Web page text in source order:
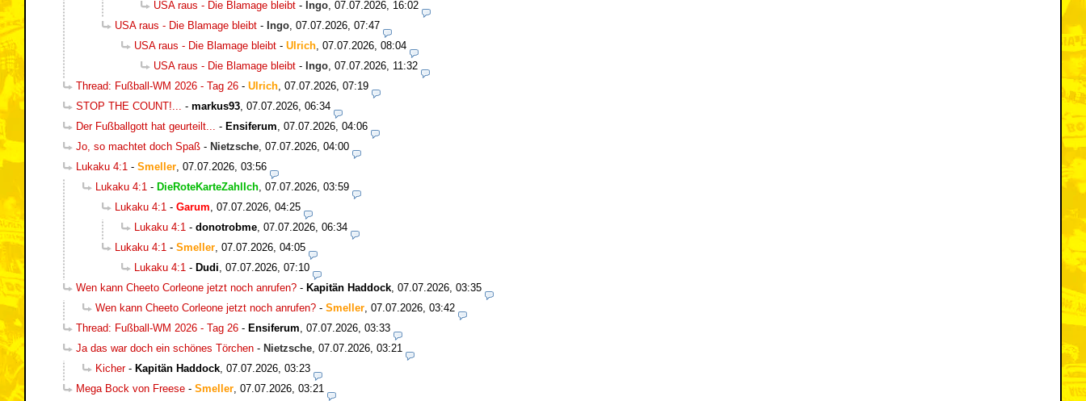
USA raus - Die Blamage bleibt - Ingo 07.07.2026, 16:02
USA raus - Die Blamage bleibt - Ingo 07.07.2026, 07:47
USA raus - Die Blamage bleibt - Ulrich 07.07.2026, 08:04
USA raus - Die Blamage bleibt - Ingo 07.07.2026, 11:32
Thread: Fußball-WM 2026 - Tag 26 - Ulrich 07.07.2026, 07:19
STOP THE COUNT!...
- markus93 07.07.2026, 06:34
Der Fußballgott hat geurteilt...
- Ensiferum 07.07.2026, 04:06
Jo, so machtet doch Spaß - Nietzsche 07.07.2026, 04:00
Lukaku 4:1 - Smeller 07.07.2026, 03:56
Lukaku 4:1 - DieRoteKarteZahlIch 07.07.2026, 03:59
Lukaku 4:1 - Garum 07.07.2026, 04:25
Lukaku 4:1 - donotrobme 07.07.2026, 06:34
Lukaku 4:1 - Smeller 07.07.2026, 04:05
Lukaku 4:1 - Dudi 07.07.2026, 07:10
Wen kann Cheeto Corleone jetzt noch anrufen? - Kapitän Haddock 07.07.2026, 03:35
Wen kann Cheeto Corleone jetzt noch anrufen? - Smeller 07.07.2026, 03:42
Thread: Fußball-WM 2026 - Tag 26 - Ensiferum 07.07.2026, 03:33
Ja das war doch ein schönes Törchen - Nietzsche 07.07.2026, 03:21
Kicher- Kapitän Haddock 07.07.2026, 03:23
Mega Bock von Freese - Smeller 07.07.2026, 03:21